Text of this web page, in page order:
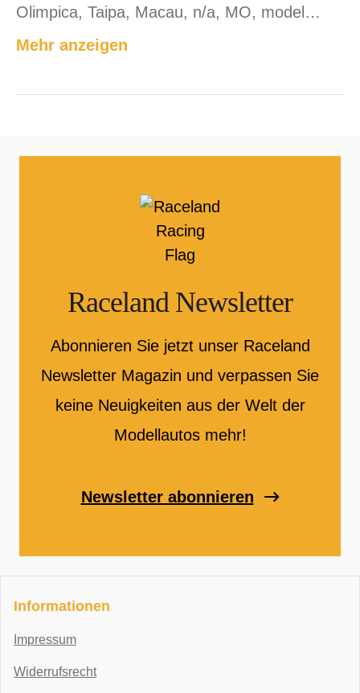
Olimpica, Taipa, Macau, n/a, MO, model…
Mehr anzeigen
Raceland Newsletter
Abonnieren Sie jetzt unser Raceland
Newsletter Magazin und verpassen Sie
keine Neuigkeiten aus der Welt der
Modellautos mehr!
Newsletter abonnieren
Informationen
Impressum
Widerrufsrecht